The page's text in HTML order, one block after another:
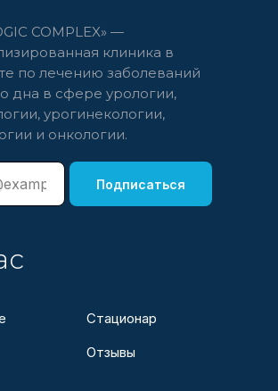
COMPLEX» —
клиника в
по лечению заболеваний
дна в сфере урологии,
урогинекологии,
и онкологии.
Подписаться
Стационар
Отзывы